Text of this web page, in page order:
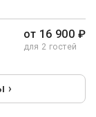
от 16 900 ₽
для 2 гостей
›